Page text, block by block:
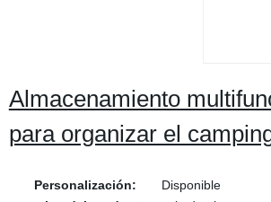
Almacenamiento
para organizar el
Personalización:
Disponible